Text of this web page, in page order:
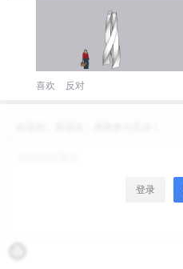
喜欢 反对
登录